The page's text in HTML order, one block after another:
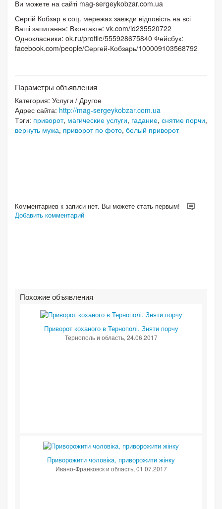
Ви можете на сайті mag-sergeykobzar.com.ua
Сергій Кобзар в соц. мережах завжди відповість на всі
Ваші запитання: Вконтакте: vk.com/id235520722
Однокласники: ok.ru/profile/555928675840 Фейсбук:
facebook.com/people/Сергей-Кобзарь/100009103568792
Параметры объявления
Категория: Услуги / Другое
Адрес сайта: http://mag-sergeykobzar.com.ua
Тэги: приворот, магические услуги, гадание, снятие порчи,
вернуть мужа, приворот по фото, белый приворот
Комментариев к записи нет. Вы можете стать первым!
Добавить комментарий
Похожие объявления
Приворот коханого в Тернополі. Зняти порчу
Тернополь и область, 24.06.2017
Приворожити чоловіка, приворожити жінку
Ивано-Франковск и область, 01.07.2017